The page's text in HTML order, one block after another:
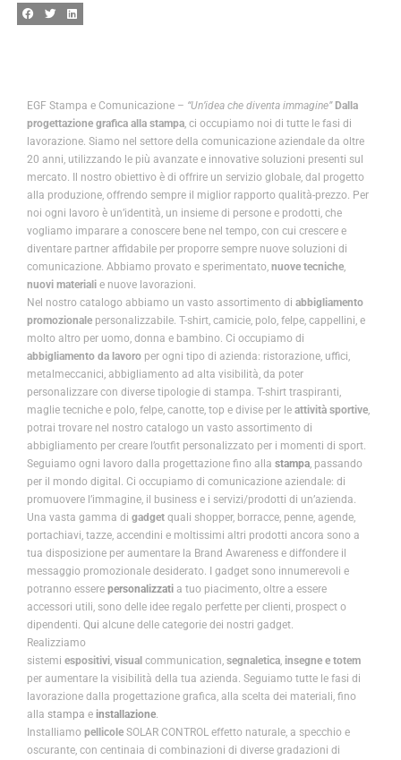
EGF Stampa e Comunicazione – “Un’idea che diventa immagine” Dalla
progettazione grafica alla stampa, ci occupiamo noi di tutte le fasi di
lavorazione. Siamo nel settore della comunicazione aziendale da oltre
20 anni, utilizzando le più avanzate e innovative soluzioni presenti sul
mercato. Il nostro obiettivo è di offrire un servizio globale, dal progetto
alla produzione, offrendo sempre il miglior rapporto qualità-prezzo. Per
noi ogni lavoro è un’identità, un insieme di persone e prodotti, che
vogliamo imparare a conoscere bene nel tempo, con cui crescere e
diventare partner affidabile per proporre sempre nuove soluzioni di
comunicazione. Abbiamo provato e sperimentato, nuove tecniche,
nuovi materiali e nuove lavorazioni.
Nel nostro catalogo abbiamo un vasto assortimento di abbigliamento
promozionale personalizzabile. T-shirt, camicie, polo, felpe, cappellini, e
molto altro per uomo, donna e bambino. Ci occupiamo di
abbigliamento da lavoro per ogni tipo di azienda: ristorazione, uffici,
metalmeccanici, abbigliamento ad alta visibilità, da poter
personalizzare con diverse tipologie di stampa. T-shirt traspiranti,
maglie tecniche e polo, felpe, canotte, top e divise per le attività sportive,
potrai trovare nel nostro catalogo un vasto assortimento di
abbigliamento per creare l’outfit personalizzato per i momenti di sport.
Seguiamo ogni lavoro dalla progettazione fino alla stampa, passando
per il mondo digital. Ci occupiamo di comunicazione aziendale: di
promuovere l’immagine, il business e i servizi/prodotti di un’azienda.
Una vasta gamma di gadget quali shopper, borracce, penne, agende,
portachiavi, tazze, accendini e moltissimi altri prodotti ancora sono a
tua disposizione per aumentare la Brand Awareness e diffondere il
messaggio promozionale desiderato. I gadget sono innumerevoli e
potranno essere personalizzati a tuo piacimento, oltre a essere
accessori utili, sono delle idee regalo perfette per clienti, prospect o
dipendenti. Qui alcune delle categorie dei nostri gadget.
Realizziamo
sistemi espositivi, visual communication, segnaletica, insegne e totem
per aumentare la visibilità della tua azienda. Seguiamo tutte le fasi di
lavorazione dalla progettazione grafica, alla scelta dei materiali, fino
alla stampa e installazione.
Installiamo pellicole SOLAR CONTROL effetto naturale, a specchio e
oscurante, con centinaia di combinazioni di diverse gradazioni di